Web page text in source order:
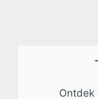
Ontdek